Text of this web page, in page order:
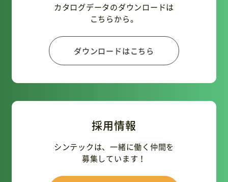
カタログデータのダウンロードは
こちらから。
ダウンロードはこちら
採用情報
シンテックは、一緒に働く仲間を
募集しています！